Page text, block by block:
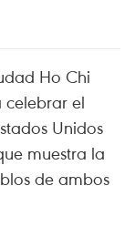
Ho Chi
celebrar el
Unidos
muestra la
de ambos